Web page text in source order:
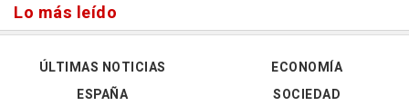
Lo más leído
ÚLTIMAS NOTICIAS
ESPAÑA
ECONOMÍA
SOCIEDAD